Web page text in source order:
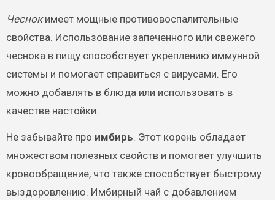
Чеснокимеет мощные противовоспалительные
свойства. Использование запеченного или свежего
чеснока в пищу способствует укреплению иммунной
системы и помогает справиться с вирусами. Его
можно добавлять в блюда или использовать в
качестве настойки.
Не забывайте про имбирь. Этот корень обладает
множеством полезных свойств и помогает улучшить
кровообращение, что также способствует быстрому
выздоровлению. Имбирный чай с добавлением